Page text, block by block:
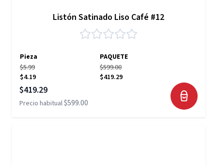
Listón Satinado Liso Café #12
Pieza
PAQUETE
$5.99
$4.19
$599.00
$419.29
Precio especial
$419.29
Precio habitual$599.00